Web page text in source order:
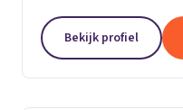
Bekijk profiel